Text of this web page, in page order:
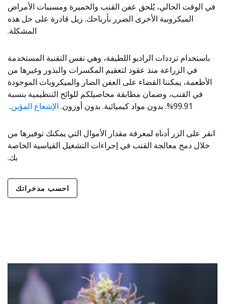
في الوقت الحالي، يُلحق عفن القنب والخميرة ومسببات الأمراض
الميكروبية الأخرى الضرر بأرباحك. زيل قادرة على حل هذه
المشكلة.
باستخدام ترددات الراديو اللطيفة، وهي نفس التقنية المستخدمة
في الزراعة منذ عقود لتعقيم المكسرات والبذور وغيرها من
الأطعمة، يمكننا القضاء على العفن الضار والميكروبات الموجودة
في القنب، وضمان مطابقة محاصيلكم للوائح التنظيمية بنسبة
99.91%. بدون مواد كيميائية. بدون أوزون.
الإشعاع المؤين.
انقر على الزر أدناه لمعرفة مقدار الأموال التي يمكنك توفيرها من
خلال دمج معالجة القنب في إجراءات التشغيل القياسية الخاصة
بك.
احسب مدخراتك